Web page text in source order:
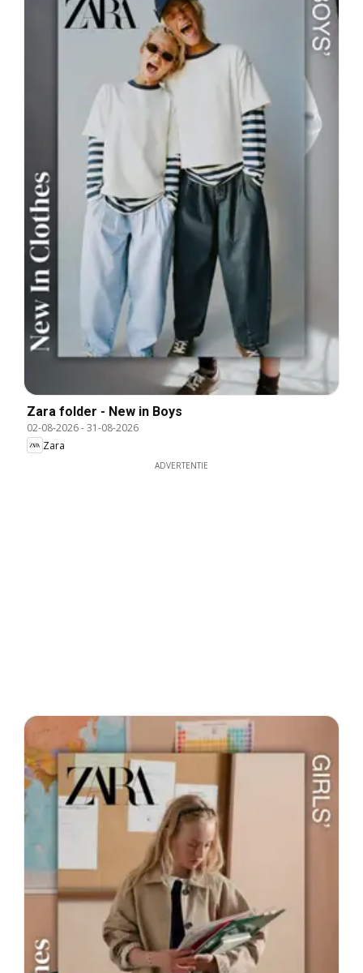
Zara folder - New in Boys
02-08-2026-31-08-2026
Zara
ADVERTENTIE